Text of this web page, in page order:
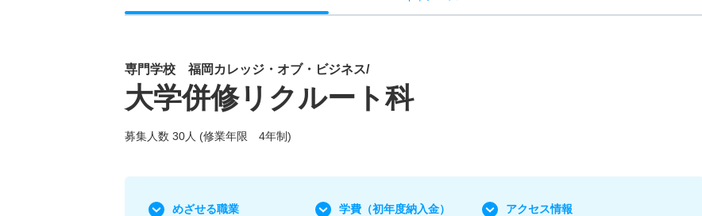
専門学校 福岡カレッジ・オブ・ビジネス/
大学併修リクルート科
募集人数 30人 (修業年限 4年制)
めざせる職業 学費 （初年度納入金） アクセス情報